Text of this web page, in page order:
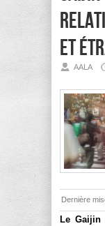
et
AALA
Dernière
Le